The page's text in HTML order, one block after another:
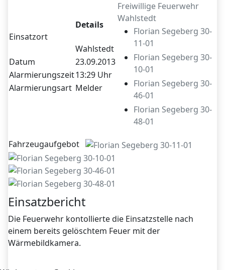
Einsatzort
Details
Wahlstedt
Datum
23.09.2013
Alarmierungszeit13:29 Uhr
Alarmierungsart Melder
Freiwillige Feuerwehr
Wahlstedt
Florian Segeberg 30-
11-01
Florian Segeberg 30-
10-01
Florian Segeberg 30-
46-01
Florian Segeberg 30-
48-01
Fahrzeugaufgebot
Einsatzbericht
Die Feuerwehr kontollierte die Einsatzstelle nach
einem bereits gelöschtem Feuer mit der
Wärmebildkamera.